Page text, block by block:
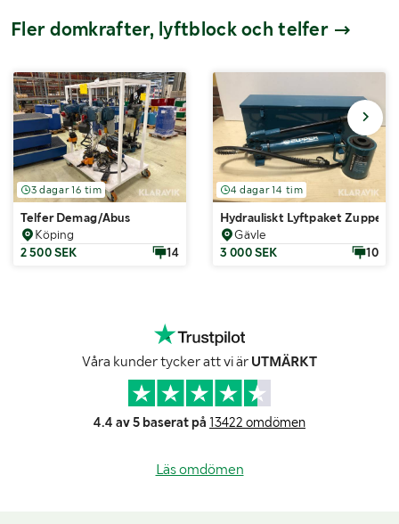
Fler domkrafter, lyftblock och telfer
3 dagar 16 tim
Telfer Demag/Abus
Köping
2 500 SEK
14
4 dagar 14 tim
Hydrauliskt Lyftpaket Zupper
Gävle
3 000 SEK
10
Våra kunder tycker att vi är UTMÄRKT
4.4 av 5 baserat på 13422 omdömen
Läs omdömen